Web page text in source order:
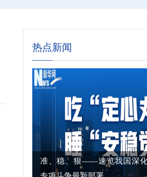
热点新闻
准、稳、狠——速览我国深